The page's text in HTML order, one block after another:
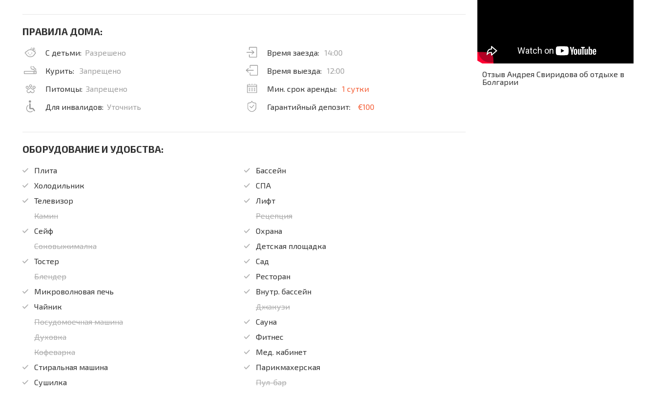
Отзыв Андрея Свиридова об отдыхе в
Болгарии
ПРАВИЛА ДОМА:
С детьми: Разрешено
Курить:
Запрещено
Питомцы: Запрещено
Для инвалидов: Уточнить
Время заезда:
14:00
Время выезда:
12:00
Мин. срок аренды:
1 сутки
Гарантийный депозит:
€100
ОБОРУДОВАНИЕ И УДОБСТВА:
Плита
Холодильник
Телевизор
Камин
Сейф
Соковыжималка
Тостер
Блендер
Микроволновая печь
Чайник
Посудомоечная машина
Духовка
Кофеварка
Стиральная машина
Сушилка
Бассейн
СПА
Лифт
Рецепция
Охрана
Детская площадка
Сад
Ресторан
Внутр. бассейн
Джакузи
Сауна
Фитнес
Мед. кабинет
Парикмахерская
Пул-бар